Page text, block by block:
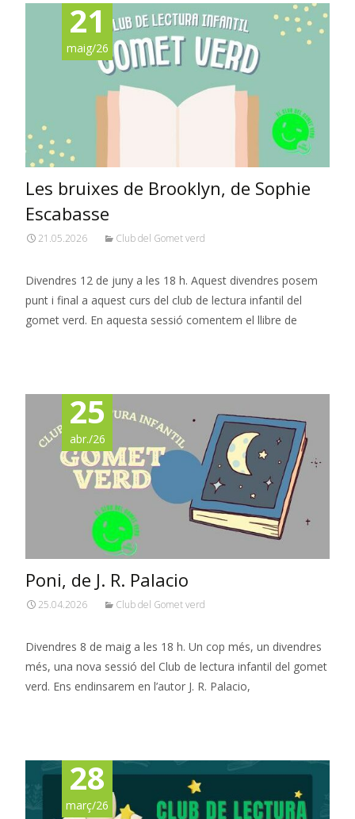
21
maig/26
Les bruixes de Brooklyn, de Sophie
Escabasse
21.05.2026 Club del Gomet verd
Divendres 12 de juny a les 18 h. Aquest divendres posem
punt i final a aquest curs del club de lectura infantil del
gomet verd. En aquesta sessió comentem el llibre de
25
abr./26
Poni, de J. R. Palacio
25.04.2026 Club del Gomet verd
Divendres 8 de maig a les 18 h. Un cop més, un divendres
més, una nova sessió del Club de lectura infantil del gomet
verd. Ens endinsarem en l’autor J. R. Palacio,
28
març/26